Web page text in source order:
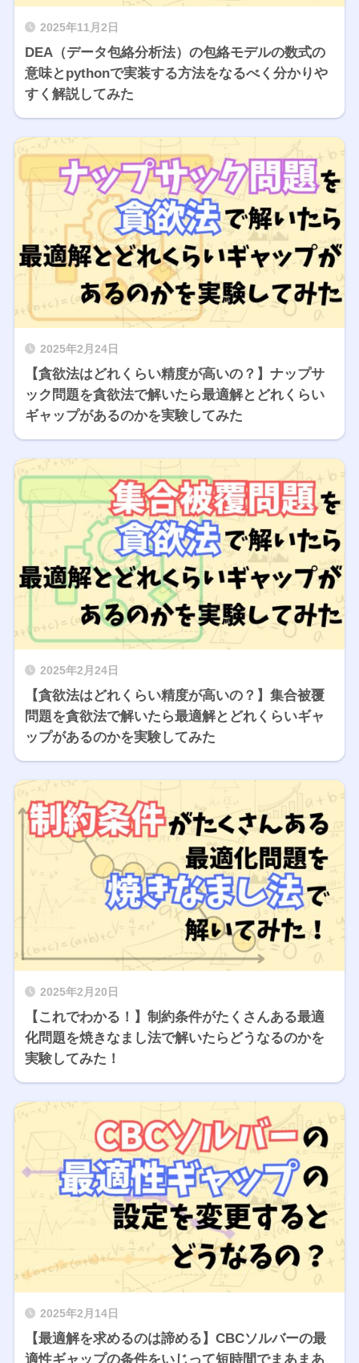
2025年11月2日
DEA（データ包絡分析法）の包絡モデルの数式の
意味とpythonで実装する方法をなるべく分かりや
すく解説してみた
2025年2月24日
【貪欲法はどれくらい精度が高いの？】ナップサ
ック問題を貪欲法で解いたら最適解とどれくらい
ギャップがあるのかを実験してみた
2025年2月24日
【貪欲法はどれくらい精度が高いの？】集合被覆
問題を貪欲法で解いたら最適解とどれくらいギャ
ップがあるのかを実験してみた
2025年2月20日
【これでわかる！】制約条件がたくさんある最適
化問題を焼きなまし法で解いたらどうなるのかを
実験してみた！
2025年2月14日
【最適解を求めるのは諦める】CBCソルバーの最
適性ギャップの条件をいじって短時間でまあまあ